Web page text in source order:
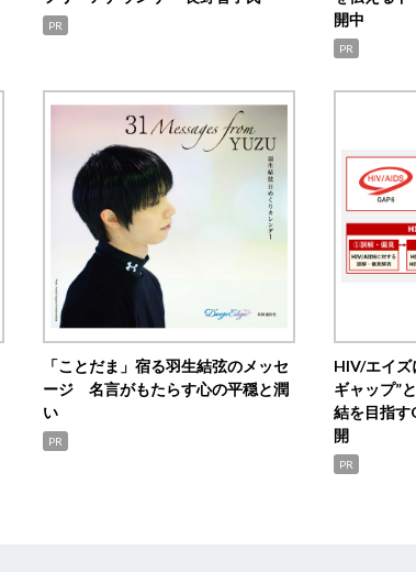
PR
開中
PR
「ことだま」宿る羽生結弦のメッセ
ージ 名言がもたらす心の平穏と潤
い
PR
HIV/エイズ
ギャップ”
結を目指す
開
PR